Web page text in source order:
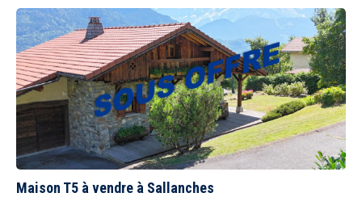
Maison T5 à vendre à Sallanches